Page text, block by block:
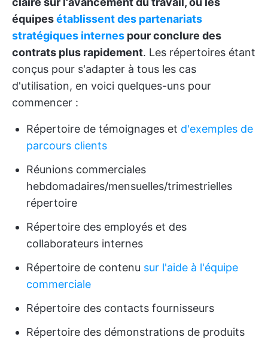
équipesétablissent des partenariats
stratégiques internes pour conclure des
contrats plus rapidement. Les répertoires étant
conçus pour s'adapter à tous les cas
d'utilisation, en voici quelques-uns pour
commencer :
Répertoire de témoignages et d'exemples de
parcours clients
Réunions commerciales
hebdomadaires/mensuelles/trimestrielles
répertoire
Répertoire des employés et des
collaborateurs internes
Répertoire de contenu sur l'aide à l'équipe
commerciale
Répertoire des contacts fournisseurs
Répertoire des démonstrations de produits